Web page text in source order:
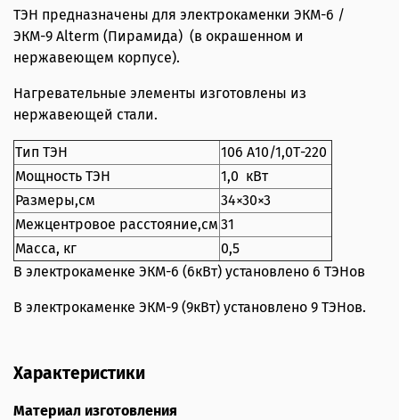
ТЭН предназначены для электрокаменки ЭКМ-6 /
ЭКМ-9 Alterm (Пирамида) (в окрашенном и
нержавеющем корпусе).
Нагревательные элементы изготовлены из
нержавеющей стали.
Тип ТЭН
106 А10/1,0Т-220
Мощность ТЭН
1,0 кВт
Размеры,см
34×30×3
Межцентровое расстояние,см 31
Масса, кг
0,5
В электрокаменке ЭКМ-6 (6кВт) установлено 6 ТЭНов
В электрокаменке ЭКМ-9 (9кВт) установлено 9 ТЭНов.
Характеристики
Материал изготовления